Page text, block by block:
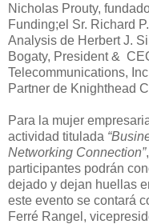
Nicholas Prouty, f
Funding;el Sr. Richard
Analysis de Herbert J.
Bogaty, President &
Telecommunications,
Partner de Knighthead
Para la mujer e
actividad titulada
Networking Connection”,
participantes podrán
dejado y dejan huellas
este evento se contará
Ferré Rangel , v